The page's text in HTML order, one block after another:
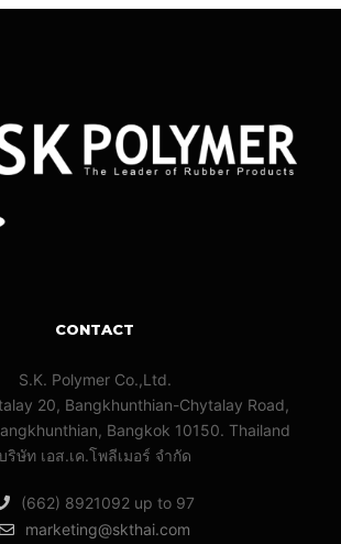
CONTACT
S.K. Polymer Co.,Ltd.
20, Bangkhunthian-Chytalay Road,
Bangkok 10150. Thailand
ริษัท เอส.เค.โพลีเมอร์ จํากัด
(662) 8921092 up to 97
marketing@skthai.com